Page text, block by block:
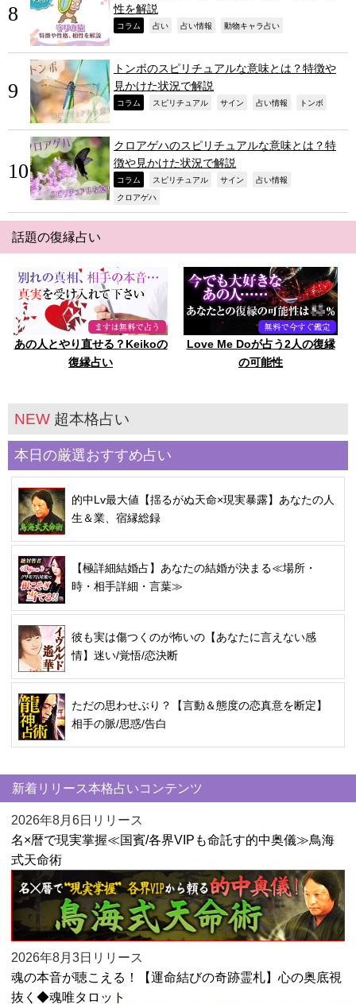
性を解説
コラム 占い 占い情報 動物キャラ占い
トンボのスピリチュアルな意味とは？特徴や
見かけた状況で解説
コラム スピリチュアル サイン 占い情報 トンボ
クロアゲハのスピリチュアルな意味とは？特
徴や見かけた状況で解説
コラム スピリチュアル サイン 占い情報
クロアゲハ
話題の復縁占い
あの人とやり直せる？Keikoの
復縁占い
Love Me Doが占う2人の復縁
の可能性
NEW 超本格占い
本日の厳選おすすめ占い
的中Lv最大値【揺るがぬ天命×現実暴露】あなたの人
生＆業、宿縁総録
【極詳細結婚占】あなたの結婚が決まる≪場所・
時・相手詳細・言葉≫
彼も実は傷つくのが怖いの【あなたに言えない感
情】迷い/覚悟/恋決断
ただの思わせぶり？【言動＆態度の恋真意を断定】
相手の脈/思惑/告白
新着リリース本格占いコンテンツ
2026年8月6日リリース
名×暦で現実掌握≪国賓/各界VIPも命託す的中奥儀≫鳥海
式天命術
2026年8月3日リリース
魂の本音が聴こえる！【運命結びの奇跡霊札】心の奥底視
抜く◆魂唯タロット